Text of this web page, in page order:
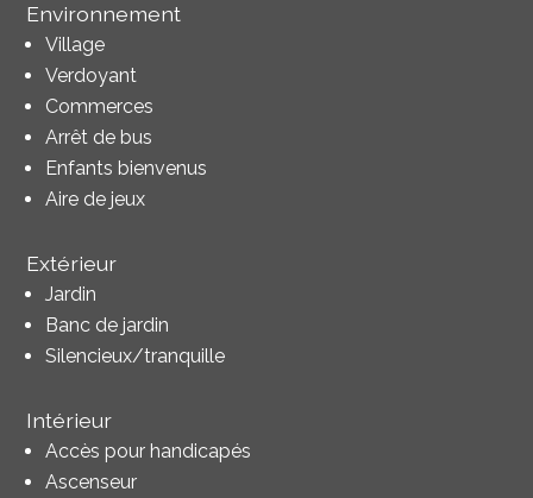
Environnement
Village
Verdoyant
Commerces
Arrêt de bus
Enfants bienvenus
Aire de jeux
Extérieur
Jardin
Banc de jardin
Silencieux/tranquille
Intérieur
Accès pour handicapés
Ascenseur